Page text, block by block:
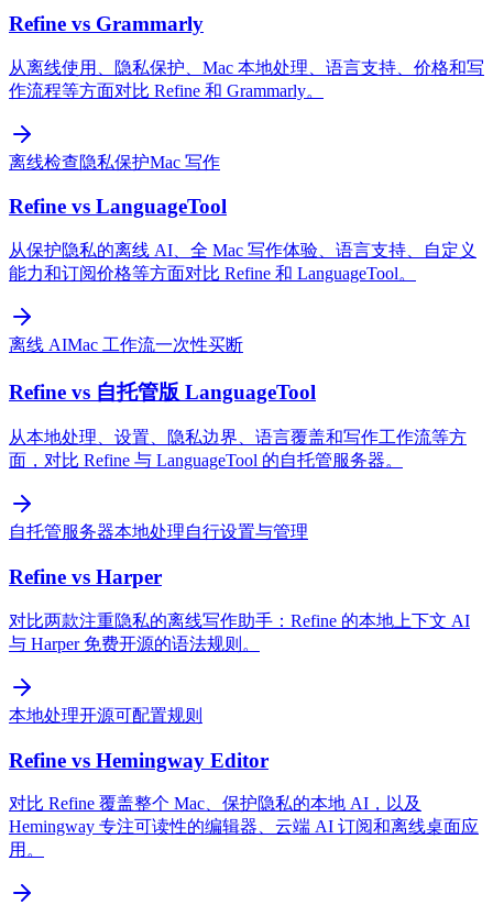
Refine vs Grammarly
从离线使用、隐私保护、Mac 本地处理、语言支持、价格和写
作流程等方面对比 Refine 和 Grammarly。
离线检查隐私保护Mac 写作
Refine vs LanguageTool
从保护隐私的离线 AI、全 Mac 写作体验、语言支持、自定义
能力和订阅价格等方面对比 Refine 和 LanguageTool。
离线 AIMac 工作流一次性买断
Refine vs 自托管版 LanguageTool
从本地处理、设置、隐私边界、语言覆盖和写作工作流等方
面，对比 Refine 与 LanguageTool 的自托管服务器。
自托管服务器本地处理自行设置与管理
Refine vs Harper
对比两款注重隐私的离线写作助手：Refine 的本地上下文 AI
与 Harper 免费开源的语法规则。
本地处理开源可配置规则
Refine vs Hemingway Editor
对比 Refine 覆盖整个 Mac、保护隐私的本地 AI，以及
Hemingway 专注可读性的编辑器、云端 AI 订阅和离线桌面应
用。